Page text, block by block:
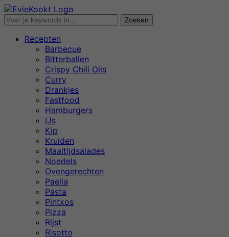
Recepten
Barbecue
Bitterballen
Crispy Chili Oils
Curry
Drankjes
Fastfood
Hamburgers
IJs
Kip
Kruiden
Maaltijdsalades
Noedels
Ovengerechten
Paella
Pasta
Pintxos
Pizza
Rijst
Risotto